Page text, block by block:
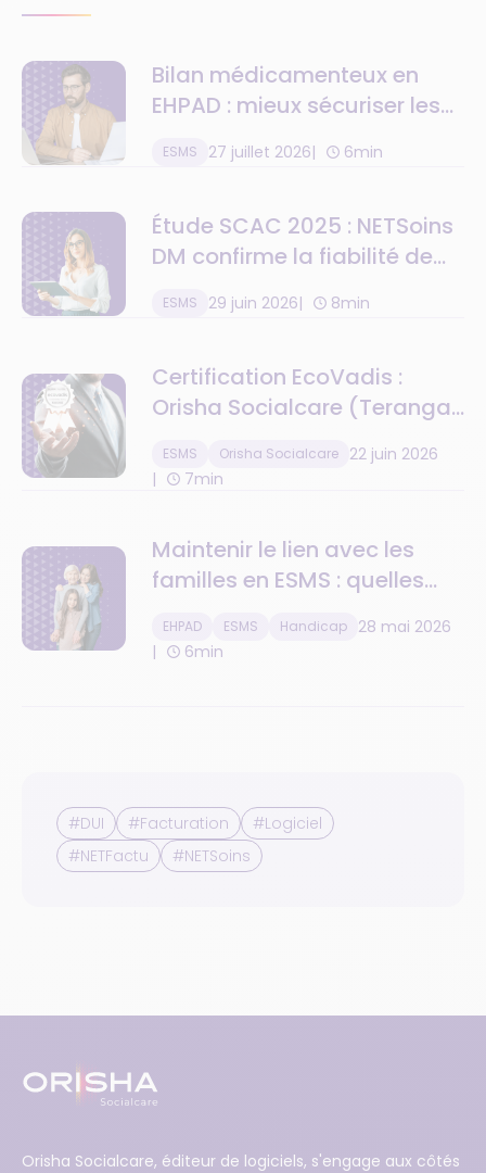
Bilan médicamenteux en
EHPAD : mieux sécuriser les
ESMS 27 juillet 2026 6min
Étude SCAC 2025 : NETSoins
DM confirme la fiabilité de
médicamenteuses en
ESMS 29 juin 2026 8min
Certification EcoVadis :
Orisha Socialcare (Teranga
son engagement RSE
ESMS Orisha Socialcare
22 juin 2026
7min
Maintenir le lien avec les
familles en ESMS : quelles
EHPAD ESMS Handicap
28 mai 2026
6min
#DUI #Facturation
#Logiciel
#NETFactu
#NETSoins
Orisha Socialcare, éditeur de logiciels, s'engage aux côtés